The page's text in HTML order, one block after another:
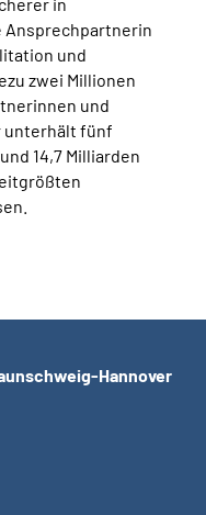
Ansprechpartnerin
und
zwei Millionen
und
unterhält fünf
14,7 Milliarden
Hannover